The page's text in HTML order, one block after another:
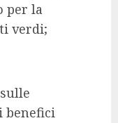
per la
verdi;
benefici